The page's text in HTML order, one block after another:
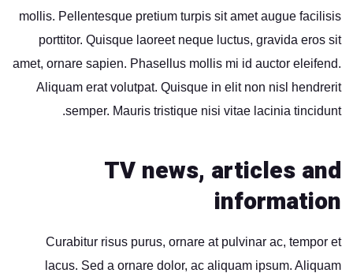
mollis. Pellentesque pretium turpis sit amet augue facilisis
porttitor. Quisque laoreet neque luctus, gravida eros sit
amet, ornare sapien. Phasellus mollis mi id auctor eleifend.
Aliquam erat volutpat. Quisque in elit non nisl hendrerit
semper. Mauris tristique nisi vitae lacinia tincidunt.
TV news, articles and
information
Curabitur risus purus, ornare at pulvinar ac, tempor et
lacus. Sed a ornare dolor, ac aliquam ipsum. Aliquam